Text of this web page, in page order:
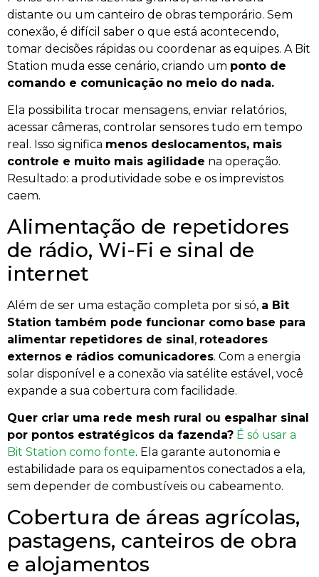
distante ou um canteiro de obras temporário. Sem
conexão, é difícil saber o que está acontecendo,
tomar decisões rápidas ou coordenar as equipes. A Bit
Station muda esse cenário, criando um ponto de
comando e comunicação no meio do nada.
Ela possibilita trocar mensagens, enviar relatórios,
acessar câmeras, controlar sensores tudo em tempo
real. Isso significa menos deslocamentos, mais
controle e muito mais agilidade na operação.
Resultado: a produtividade sobe e os imprevistos
caem.
Alimentação de repetidores
de rádio, Wi-Fi e sinal de
internet
Além de ser uma estação completa por si só, a Bit
Station também pode funcionar como base para
alimentar repetidores de sinal, roteadores
externos e rádios comunicadores. Com a energia
solar disponível e a conexão via satélite estável, você
expande a sua cobertura com facilidade.
Quer criar uma rede mesh rural ou espalhar sinal
por pontos estratégicos da fazenda? É só usar a
Bit Station como fonte. Ela garante autonomia e
estabilidade para os equipamentos conectados a ela,
sem depender de combustíveis ou cabeamento.
Cobertura de áreas agrícolas,
pastagens, canteiros de obra
e alojamentos